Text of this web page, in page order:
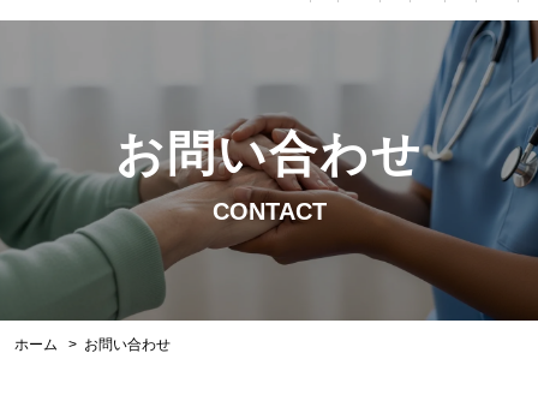
お問い合わせ
CONTACT
ホーム お問い合わせ